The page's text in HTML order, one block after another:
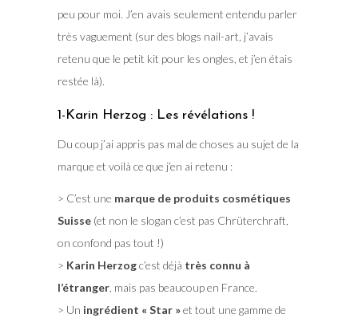
peu pour moi. J’en avais seulement entendu parler
très vaguement (sur des blogs nail-art, j’avais
retenu que le petit kit pour les ongles, et j’en étais
restée là).
1-Karin Herzog : Les révélations !
Du coup j’ai appris pas mal de choses au sujet de la
marque et voilà ce que j’en ai retenu :
> C’est une marque de produits cosmétiques
Suisse(et non le slogan c’est pas Chrüterchraft,
on confond pas tout !)
> Karin Herzogc’est déjà très connu à
l’étranger, mais pas beaucoup en France.
> Un ingrédient « Star »et tout une gamme de